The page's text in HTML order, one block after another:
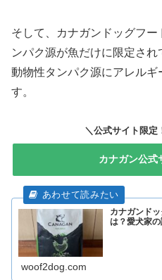
そして、カナガンドッグフ
ンパク源が魚だけに限定さ
動物性タンパク源にアレルギ
す。
＼公式サイト限定
カナガン公式
カナガンド
は？愛犬家の
woof2dog.com